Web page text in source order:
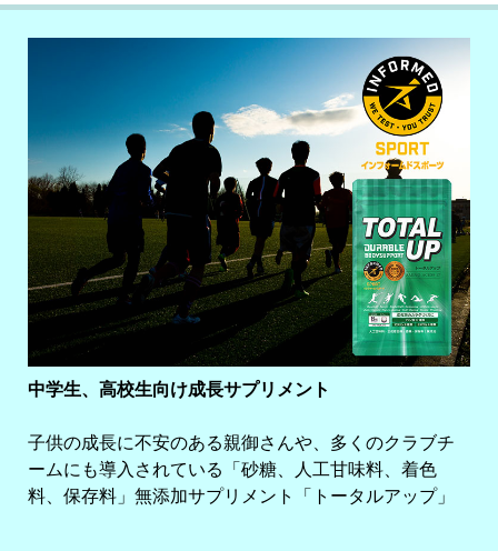
中学生、高校生向け成長サプリメント
子供の成長に不安のある親御さんや、多くのクラブチ
ームにも導入されている「砂糖、人工甘味料、着色
料、保存料」無添加サプリメント「トータルアップ」